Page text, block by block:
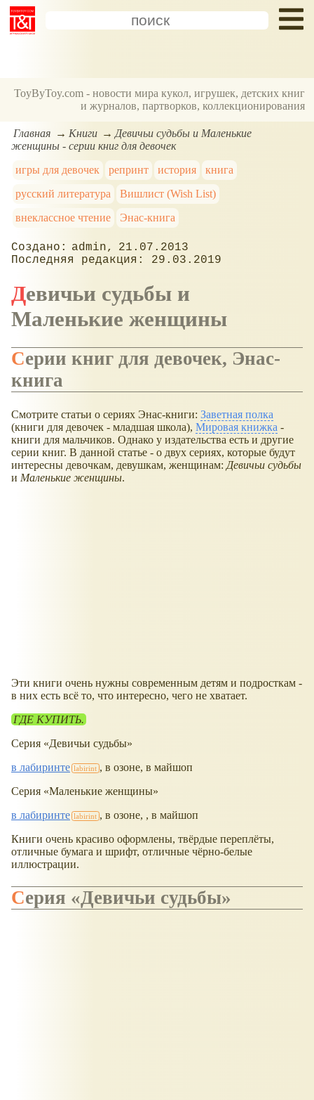
ToyByToy.com - новости мира кукол, игрушек, детских книг
и журналов, партворков, коллекционирования
Главная Книги
Девичьи судьбы и Маленькие
женщины - серии книг для девочек
игры для девочек
репринт история
книга
русский литература
Вишлист (Wish List)
внеклассное чтение
Энас-книга
admin
21.07.2013
29.03.2019
Девичьи судьбы и
Маленькие женщины
Серии книг для девочек, Энас-
книга
Смотрите статьи о сериях Энас-книги: Заветная полка
(книги для девочек - младшая школа), Мировая книжка -
книги для мальчиков. Однако у издательства есть и другие
серии книг. В данной статье - о двух сериях, которые будут
интересны девочкам, девушкам, женщинам: Девичьи судьбы
и Маленькие женщины.
Эти книги очень нужны современным детям и подросткам -
в них есть всё то, что интересно, чего не хватает.
ГДЕ КУПИТЬ.
Серия
Девичьи судьбы
в лабиринте
, в озоне, в майшоп
Серия
Маленькие женщины
в лабиринте
, в озоне, , в майшоп
Книги очень красиво оформлены, твёрдые переплёты,
отличные бумага и шрифт, отличные чёрно-белые
иллюстрации.
Серия Девичьи судьбы